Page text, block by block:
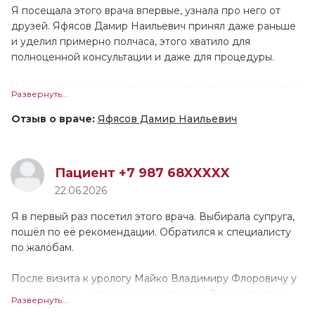
Люции Ринатовны вполне располагающая. После
диагностики нужно будет прийти на повторный приём.
Я могла бы порекомендовать данного специалиста
другим людям.
Я посещала этого врача впервые, узнала про него от
друзей. Яфясов Дамир Наильевич принял даже раньше
и уделил примерно полчаса, этого хватило для
полноценной консультации и даже для процедуры.
У меня остались замечательные впечатления от визита, у
Дамир Наильевич выслушал, изучил все документы и
грамотно и понятно расписал терапию, указал
дозировки и кратность применения препаратов. По
ощущениям, он работал аккуратно, дискомфорта я не
заметила. Врач показался тактичным и дружелюбным в
общении, а также вежливым. Он ответил на все вопросы,
при этом не отвлекался и не покидал кабинет. Считаю,
бы посоветовала его друзьям и знакомым, замечаний или
Развернуть...
Отзыв о враче: Яфясов Дамир Наильевич
Пациент +7 987 68XXXXX
22.06.2026
Я в первый раз посетил этого врача. Выбирала супруга,
пошёл по её рекомендации. Обратился к специалисту
по жалобам.
После визита к урологу Майко Владимиру Флоровичу у
меня остались отличные впечатления. Доктор провёл
Развернуть...